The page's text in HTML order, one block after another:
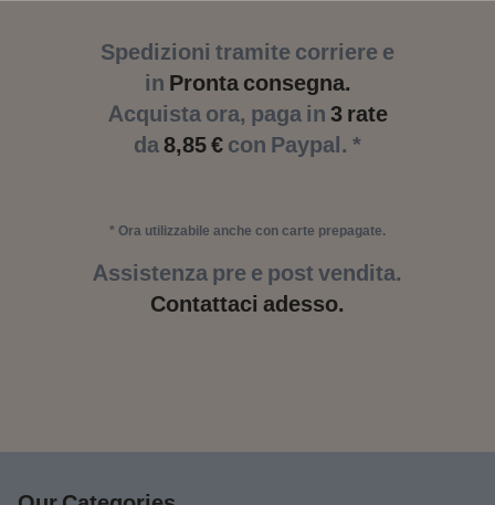
Spedizioni tramite corriere e
in Pronta consegna.
Acquista ora, paga in 3 rate
da8,85 € con Paypal. *
* Ora utilizzabile anche con carte prepagate.
Assistenza pre e post vendita.
Contattaci adesso.